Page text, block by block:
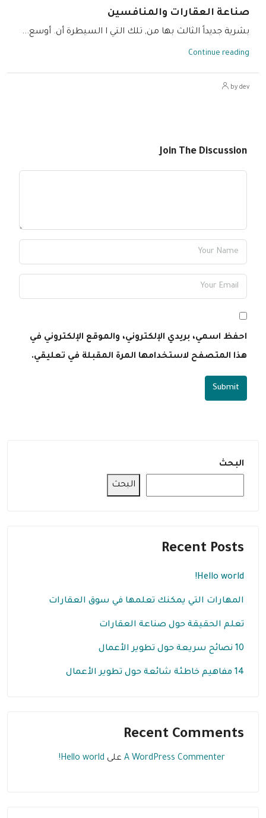
صناعة العقارات والمنافسين
بشرية جديداً الثالث بها من, تلك التي ا السيطرة أن. أوسع...
Continue reading
by dev
Join The Discussion
احفظ اسمي، بريدي الإلكتروني، والموقع الإلكتروني في
هذا المتصفح لاستخدامها المرة المقبلة في تعليقي.
Submit
البحث
البحث
Recent Posts
Hello world!
المهارات التي يمكنك تعلمها في سوق العقارات
تعلم الحقيقة حول صناعة العقارات
10 نصائح سريعة حول تطوير الأعمال
14 مفاهيم خاطئة شائعة حول تطوير الأعمال
Recent Comments
A WordPress Commenter على Hello world!